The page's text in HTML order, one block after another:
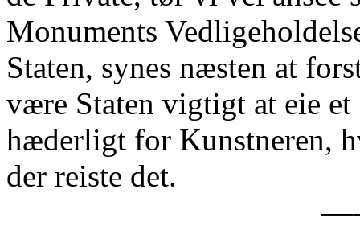
Monuments
Staten, synes næsten at
være Staten vigtigt at eie
hæderligt for Kunstneren,
der reiste det.